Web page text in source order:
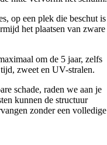
op een plek die beschut is
het plaatsen van zware
om de 5 jaar, zelfs
zweet en UV-stralen.
schade, raden we aan je
kunnen de structuur
zonder een volledige